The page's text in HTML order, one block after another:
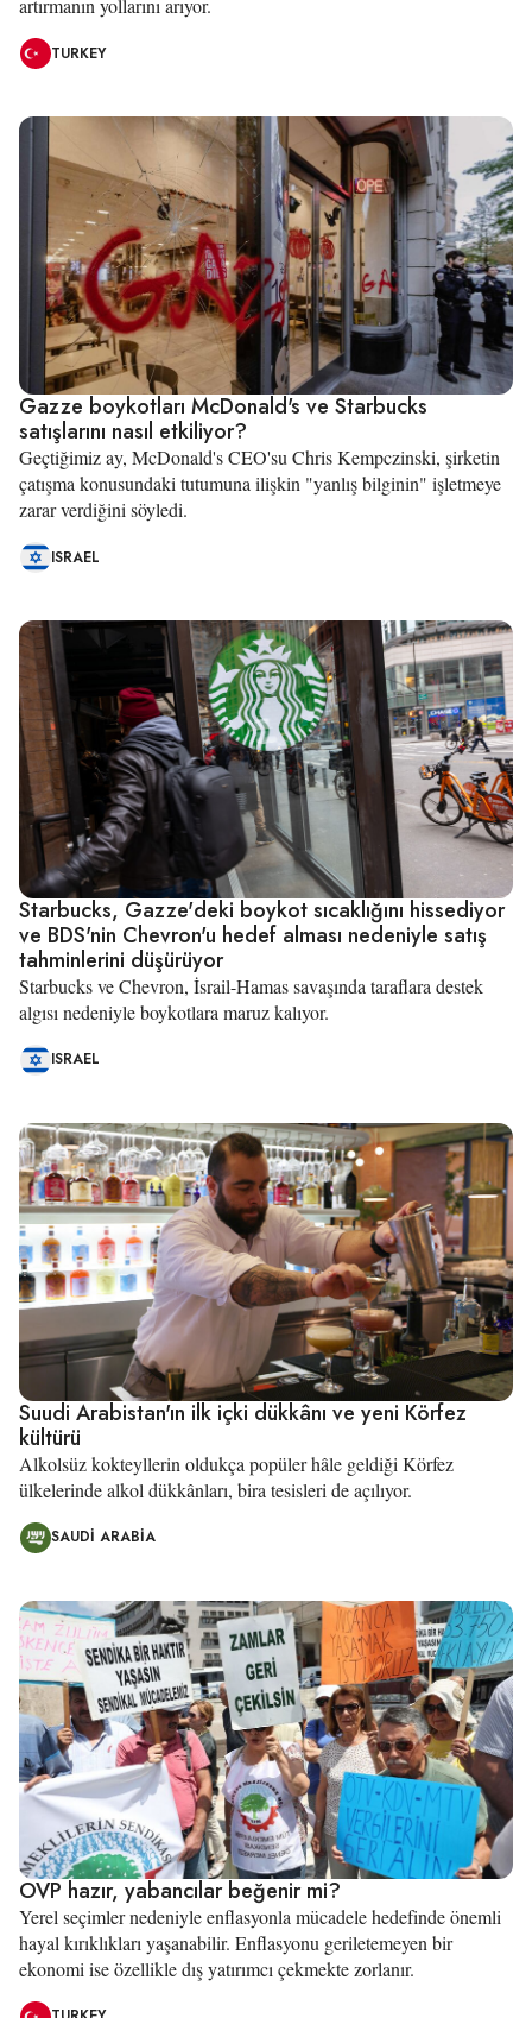
artırmanın yollarını arıyor.
TURKEY
Gazze boykotları McDonald's ve Starbucks
satışlarını nasıl etkiliyor?
Geçtiğimiz ay, McDonald's CEO'su Chris Kempczinski, şirketin
çatışma konusundaki tutumuna ilişkin "yanlış bilginin" işletmeye
zarar verdiğini söyledi.
ISRAEL
Starbucks, Gazze'deki boykot sıcaklığını hissediyor
ve BDS'nin Chevron'u hedef alması nedeniyle satış
tahminlerini düşürüyor
Starbucks ve Chevron, İsrail-Hamas savaşında taraflara destek
algısı nedeniyle boykotlara maruz kalıyor.
ISRAEL
Suudi Arabistan'ın ilk içki dükkânı ve yeni Körfez
kültürü
Alkolsüz kokteyllerin oldukça popüler hâle geldiği Körfez
ülkelerinde alkol dükkânları, bira tesisleri de açılıyor.
SAUDI ARABIA
OVP hazır, yabancılar beğenir mi?
Yerel seçimler nedeniyle enflasyonla mücadele hedefinde önemli
hayal kırıklıkları yaşanabilir. Enflasyonu geriletemeyen bir
ekonomi ise özellikle dış yatırımcı çekmekte zorlanır.